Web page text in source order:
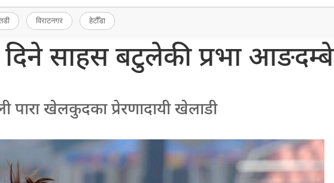
विराटनगर हेटौँडा
साहस बटुलेकी प्रभा आङदम्बे
पारा खेलकुदका प्रेरणादायी खेलाडी